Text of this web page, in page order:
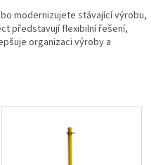
modernizujete stávající výrobu,
představují flexibilní řešení,
organizaci výroby a